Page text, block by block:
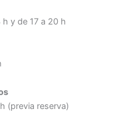
y de 17 a 20 h
(previa reserva)